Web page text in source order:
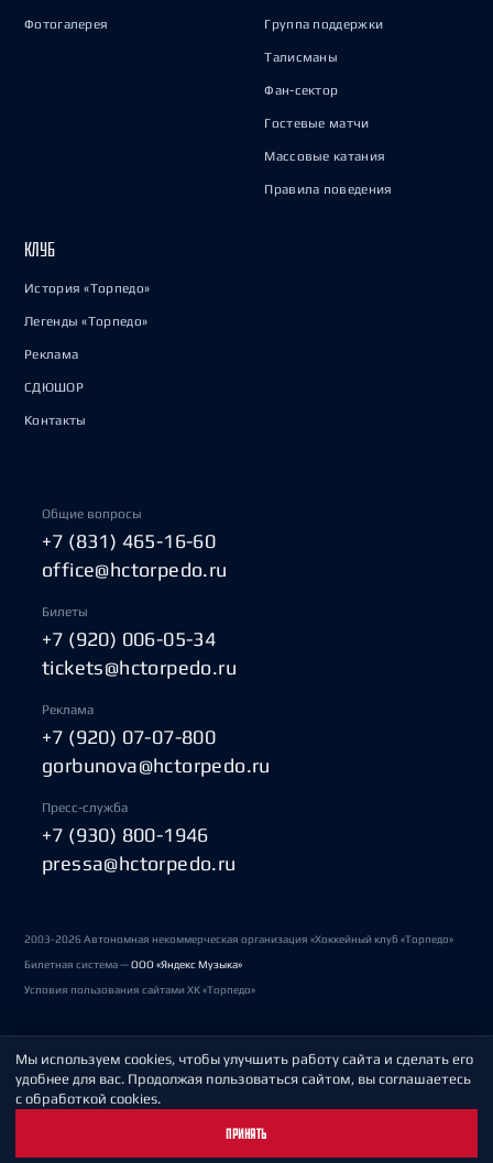
Фотогалерея Группа поддержки
Талисманы
Фан-сектор
Гостевые матчи
Массовые катания
Правила поведения
КЛУБ
История «Торпедо»
Легенды «Торпедо»
Реклама
СДЮШОР
Контакты
Общие вопросы
+7 (831) 465-16-60
office@hctorpedo.ru
Билеты
+7 (920) 006-05-34
tickets@hctorpedo.ru
Реклама
+7 (920) 07-07-800
gorbunova@hctorpedo.ru
Пресс-служба
+7 (930) 800-1946
pressa@hctorpedo.ru
2003-2026 Автономная некоммерческая организация «Хоккейный клуб «Торпедо»
Билетная система —ООО «Яндекс Музыка»
Условия пользования сайтами ХК «Торпедо»
Политика обработки персональных данных
Пользовательское соглашение
Мы используем cookies, чтобы улучшить работу сайта и сделать его
удобнее для вас. Продолжая пользоваться сайтом, вы соглашаетесь
с обработкой cookies.
ПРИНЯТЬ